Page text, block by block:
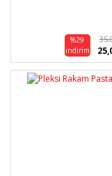
%29
indirim